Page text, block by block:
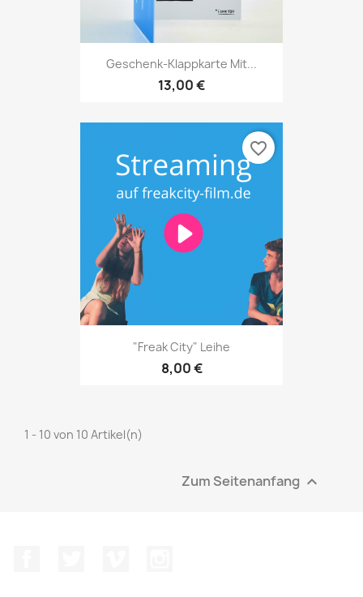
Geschenk-Klappkarte Mit...
13,00 €
"Freak City" Leihe
8,00 €
favorite_border
1 - 10 von 10 Artikel(n)
Zum Seitenanfang 